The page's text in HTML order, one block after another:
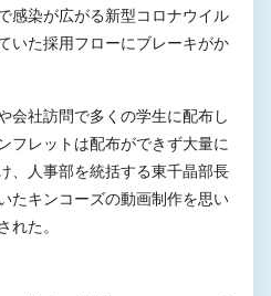
感染が広がる新型コロナウイル
いた採用フローにブレーキがか
会社訪問で多くの学生に配布し
フレットは配布ができず大量に
、人事部を統括する東千晶部長
たキンコーズの動画制作を思い
れた。